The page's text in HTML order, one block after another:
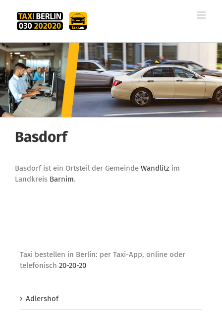
Inhalt
springen
Basdorf
Basdorf ist ein Ortsteil der Gemeinde Wandlitz im
Landkreis Barnim.
Taxi bestellen in Berlin: per Taxi-App, online oder
telefonisch 20-20-20
Adlershof